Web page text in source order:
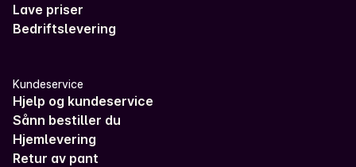
Lave priser
Bedriftslevering
Kundeservice
Hjelp og kundeservice
Sånn bestiller du
Hjemlevering
Retur av pant